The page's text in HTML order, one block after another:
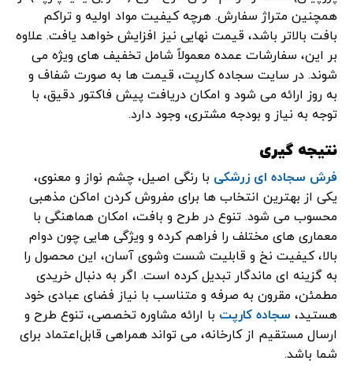
همچنین متراژ سفارش. هرچه کیفیت مواد اولیه و تراکم
بافت بالاتر باشد، قیمت نهایی نیز افزایش خواهد یافت. علاوه
‌بر این، سفارشات عمده معمولاً شامل تخفیف ‌های ویژه می‌
شوند. در سایت سجاده کارپت، قیمت‌ ها به ‌صورت شفاف و
به ‌روز ارائه می ‌شود و امکان دریافت پیش ‌فاکتور دقیق، با
توجه به نیاز و بودجه مشتری، وجود دارد.
نتیجه‌ گیری
فرش سجاده ‌ای زرشکی با رنگی اصیل، چشم‌ نواز و معنوی،
یکی از بهترین انتخاب ‌ها برای مفروش ‌کردن اماکن مذهبی
محسوب می‌ شود. تنوع در طرح و بافت، امکان هماهنگی با
معماری‌ های مختلف را فراهم کرده و ویژگی ‌هایی چون دوام
بالا، کیفیت نخ و قابلیت شست ‌وشوی آسان، این محصول را
به گزینه ‌ای ماندگار تبدیل کرده است. اگر به‌ دنبال خریدی
مطمئن، مقرون ‌به ‌صرفه و متناسب با نیاز فضای عبادی خود
هستید، سجاده کارپت با ارائه مشاوره تخصصی، تنوع طرح و
ارسال مستقیم از کارخانه، می‌ تواند همراهی قابل‌اعتماد برای
شما باشد.